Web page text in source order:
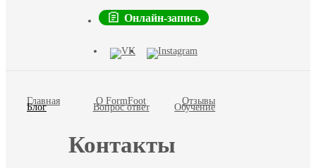
Онлайн-запись
Главная О FormFoot Отзывы
Блог Вопрос ответ Обучение
Контакты